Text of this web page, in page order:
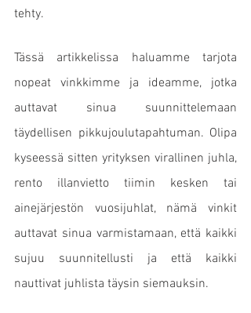
tehty.
Tässä artikkelissa haluamme tarjota
nopeat vinkkimme ja ideamme, jotka
auttavat sinua suunnittelemaan
täydellisen pikkujoulutapahtuman. Olipa
kyseessä sitten yrityksen virallinen juhla,
rento illanvietto tiimin kesken tai
ainejärjestön vuosijuhlat, nämä vinkit
auttavat sinua varmistamaan, että kaikki
sujuu suunnitellusti ja että kaikki
nauttivat juhlista täysin siemauksin.